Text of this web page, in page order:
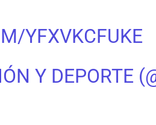
YFXVKCFUKE
Y DEPORTE